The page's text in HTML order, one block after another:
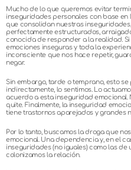
Mucho de lo que queremos evitar
inseguridades personales con base
que consolidan nuestras
perfectamente estructurados,
conocida de responder a la realidad.
emociones inseguras y toda la
inconsciente que nos hace repetir,
negar.
Sin embargo, tarde o temprano, esto
indirectamente, lo sentimos. Lo
acuerdo a esta inseguridad
quite. Finalmente, la inseguridad
tiene trastornos aparejados y grandes
Por lo tanto, buscamos la droga que
emocional. Una dependencia y, en el
inseguridades (no iguales) como las de
colonizamos la relación.